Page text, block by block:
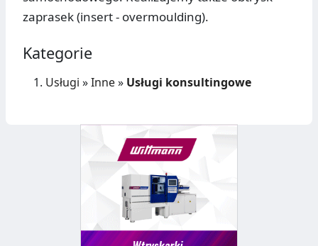
zaprasek (insert - overmoulding).
Kategorie
Usługi »Inne» Usługi konsultingowe